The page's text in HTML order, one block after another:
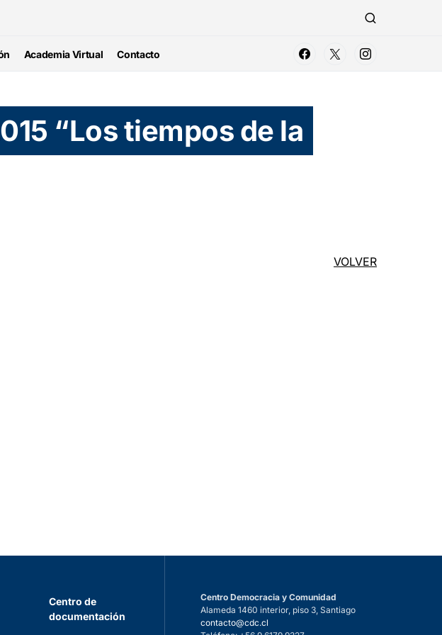
Academia Virtual Contacto
“Los tiempos de la
VOLVER
Centro de
documentación
Centro Democracia y Comunidad
Alameda 1460 interior, piso 3, Santiago
contacto@cdc.cl